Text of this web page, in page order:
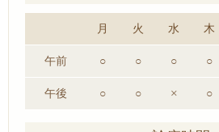
月 火 水 木
午前 ○ ○ ○ ○
午後 ○ ○ × ○